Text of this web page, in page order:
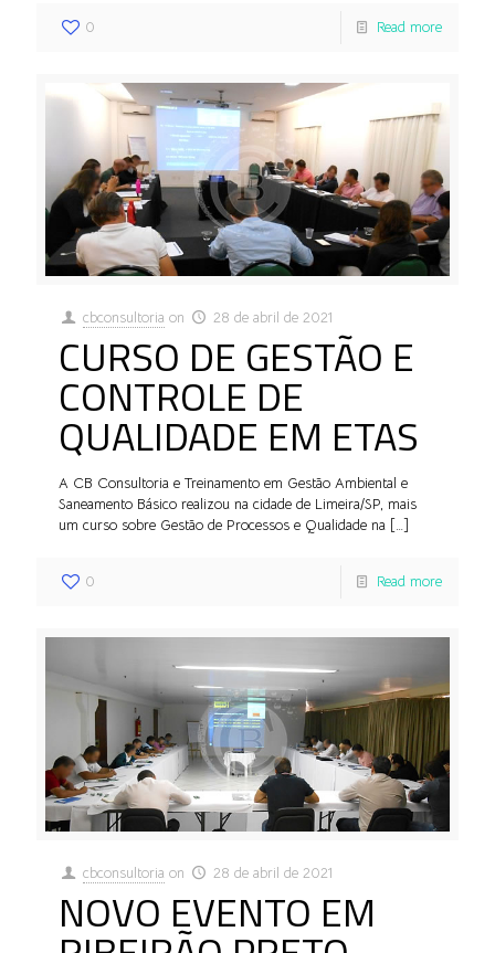
0 Read more
cbconsultoria on 28 de abril de 2021
CURSO DE GESTÃO E
CONTROLE DE
QUALIDADE EM ETAS
A CB Consultoria e Treinamento em Gestão Ambiental e
Saneamento Básico realizou na cidade de Limeira/SP, mais
um curso sobre Gestão de Processos e Qualidade na […]
0 Read more
cbconsultoria on 28 de abril de 2021
NOVO EVENTO EM